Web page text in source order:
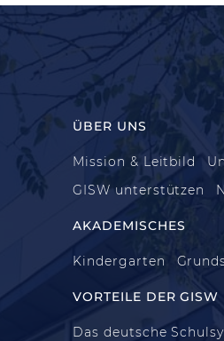
ÜBER UNS
Mission & Leitbild
GISW unterstützen
AKADEMISCHES
Kindergarten
VORTEILE DER GISW
Das deutsche